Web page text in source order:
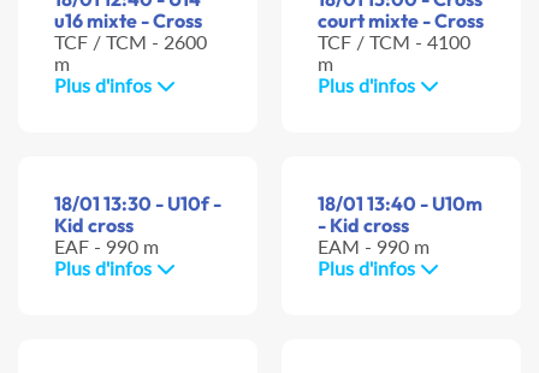
u16 mixte - Cross
TCF / TCM - 2600
m
Plus d'infos
court mixte - Cross
TCF / TCM - 4100
m
Plus d'infos
18/01 13:30 - U10f -
Kid cross
EAF - 990 m
Plus d'infos
18/01 13:40 - U10m
- Kid cross
EAM - 990 m
Plus d'infos